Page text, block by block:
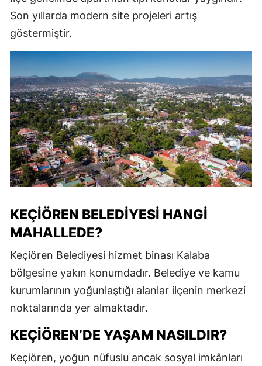
Son yıllarda modern site projeleri artış
göstermiştir.
KEÇIÖREN BELEDIYESI HANGI
MAHALLEDE?
Keçiören Belediyesi hizmet binası Kalaba
bölgesine yakın konumdadır. Belediye ve kamu
kurumlarının yoğunlaştığı alanlar ilçenin merkezi
noktalarında yer almaktadır.
KEÇIÖREN’DE YAŞAM NASILDIR?
Keçiören, yoğun nüfuslu ancak sosyal imkânları